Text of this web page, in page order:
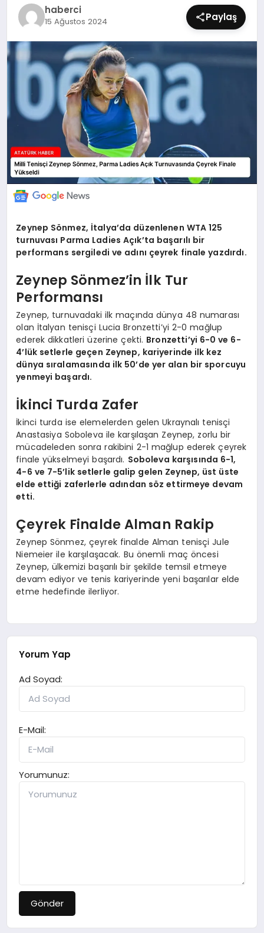
haberci
15 Ağustos 2024 Paylaş
Zeynep Sönmez, İtalya’da düzenlenen WTA 125
turnuvası Parma Ladies Açık’ta başarılı bir
performans sergiledi ve adını çeyrek finale yazdırdı.
Zeynep Sönmez’in İlk Tur
Performansı
Zeynep, turnuvadaki ilk maçında dünya 48 numarası
olan İtalyan tenisçi Lucia Bronzetti’yi 2-0 mağlup
ederek dikkatleri üzerine çekti. Bronzetti’yi 6-0 ve 6-
4’lük setlerle geçen Zeynep, kariyerinde ilk kez
dünya sıralamasında ilk 50’de yer alan bir sporcuyu
yenmeyi başardı.
İkinci Turda Zafer
İkinci turda ise elemelerden gelen Ukraynalı tenisçi
Anastasiya Soboleva ile karşılaşan Zeynep, zorlu bir
mücadeleden sonra rakibini 2-1 mağlup ederek çeyrek
finale yükselmeyi başardı. Soboleva karşısında 6-1,
4-6 ve 7-5’lik setlerle galip gelen Zeynep, üst üste
elde ettiği zaferlerle adından söz ettirmeye devam
etti.
Çeyrek Finalde Alman Rakip
Zeynep Sönmez, çeyrek finalde Alman tenisçi Jule
Niemeier ile karşılaşacak. Bu önemli maç öncesi
Zeynep, ülkemizi başarılı bir şekilde temsil etmeye
devam ediyor ve tenis kariyerinde yeni başarılar elde
etme hedefinde ilerliyor.
Yorum Yap
Ad Soyad:
E-Mail:
Yorumunuz:
Gönder